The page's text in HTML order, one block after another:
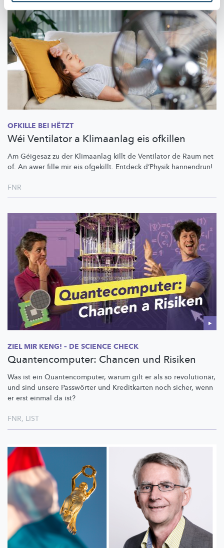
OFKILLE BEI HËTZT
Wéi Ventilator a Klimaanlag eis ofkillen
Am Géigesaz zu der Klimaanlag killt de Ventilator de Raum net
of. An awer fille mir eis ofgekillt. Entdeck d’Physik hannendrun!
FNR
ZIEL MIR KENG! – DE SCIENCE CHECK
Quantencomputer: Chancen und Risiken
Was ist ein Quantencomputer, warum gilt er als so revolutionär,
und sind unsere Passwörter und Kreditkarten noch sicher, wenn
er erst einmal da ist?
FNR, LIST